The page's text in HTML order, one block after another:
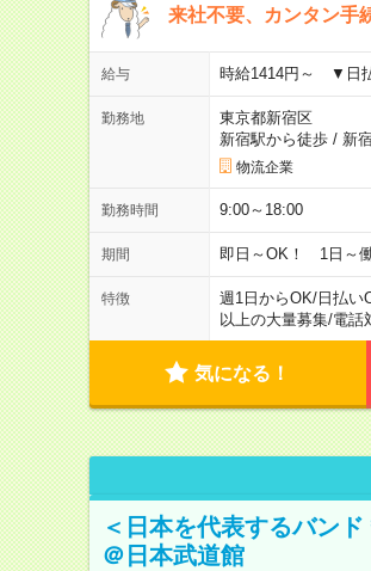
来社不要、カンタン手
給与 時給1414円～ ▼日
勤務地
東京都新宿区
新宿駅から徒歩/ 新
物流企業
勤務時間 9:00～18:00
期間 即日～OK！ 1日～働
特徴 週1日からOK/日払い
以上の大量募集/電話
気になる！
＜日本を代表するバン
＠日本武道館